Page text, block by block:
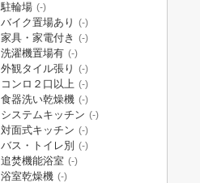
駐輪場 (-)
バイク置場あり (-)
家具・家電付き (-)
洗濯機置場有 (-)
外観タイル張り (-)
コンロ２口以上 (-)
食器洗い乾燥機 (-)
システムキッチン (-)
対面式キッチン (-)
バス・トイレ別 (-)
追焚機能浴室 (-)
浴室乾燥機 (-)